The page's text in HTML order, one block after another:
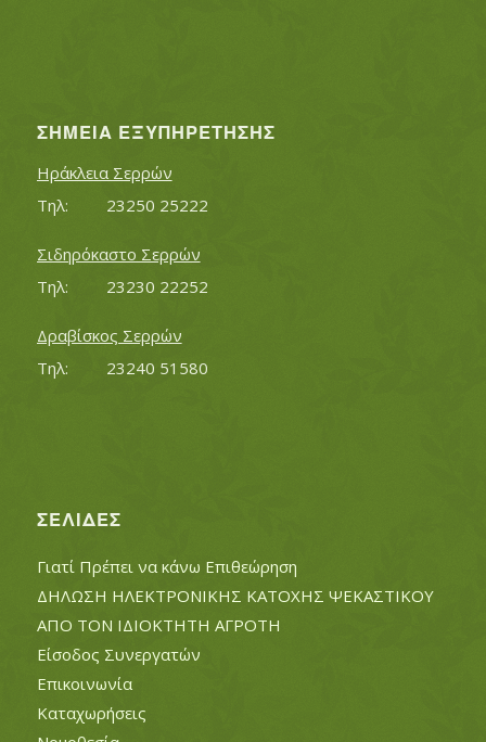
ΣΗΜΕΊΑ ΕΞΥΠΗΡΈΤΗΣΗΣ
Ηράκλεια Σερρών
Τηλ:		23250 25222
Σιδηρόκαστο Σερρών
Τηλ:		23230 22252
Δραβίσκος Σερρών
Τηλ:		23240 51580
ΣΕΛΊΔΕΣ
Γιατί Πρέπει να κάνω Επιθεώρηση
ΔΗΛΩΣΗ ΗΛΕΚΤΡΟΝΙΚΗΣ ΚΑΤΟΧΗΣ ΨΕΚΑΣΤΙΚΟΥ
ΑΠΟ ΤΟΝ ΙΔΙΟΚΤΗΤΗ ΑΓΡΟΤΗ
Είσοδος Συνεργατών
Επικοινωνία
Καταχωρήσεις